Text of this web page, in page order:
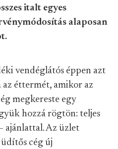
italt egyes
alaposan
vendéglátós éppen azt
éttermét, amikor az
megkereste egy
hozzá rögtön: teljes
ajánlattal. Az üzlet
cég új